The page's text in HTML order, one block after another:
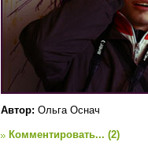
Автор: Ольга Оснач
Комментировать... (2)